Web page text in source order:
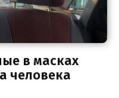
в масках
человека